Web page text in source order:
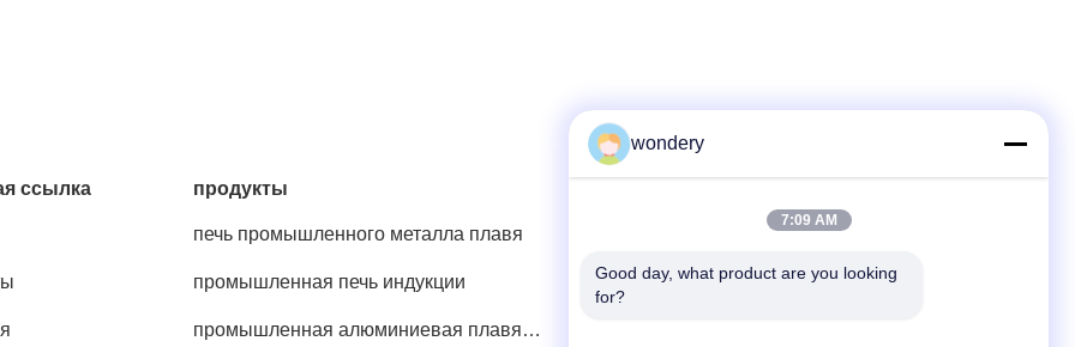
ссылка продукты
печь промышленного металла плавя
промышленная печь индукции
промышленная алюминиевая плавя
86--15305299442
wondery
7:09 AM
Good day, what product are you looking
for?